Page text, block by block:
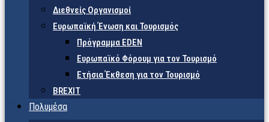
Διεθνείς Οργανισμοί
Ευρωπαϊκή Ένωση και Τουρισμός
Πρόγραμμα EDEN
Ευρωπαϊκό Φόρουμ για τον Τουρισμό
Ετήσια Έκθεση για τον Τουρισμό
BREXIT
Πολυμέσα